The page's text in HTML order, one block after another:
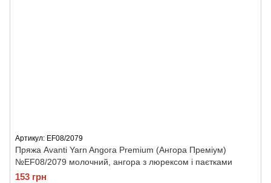
Артикул: EF08/2079
Пряжа Avanti Yarn Angora Premium (Ангора Преміум)
№EF08/2079 молочний, ангора з люрексом і паєтками
153 грн